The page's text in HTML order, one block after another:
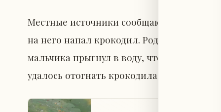
Местные источники сообщают, что Броди
на него напал крокодил. Родственник
мальчика прыгнул в воду, чтобы
удалось отогнать крокодила, однако